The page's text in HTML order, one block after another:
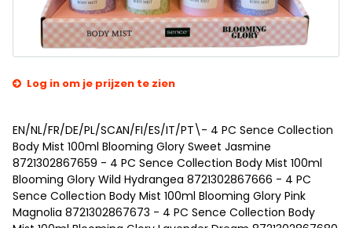
Log in om je prijzen te zien
EN/NL/FR/DE/PL/SCAN/FI/ES/IT/PT\- 4 PC Sence Collection
Body Mist 100ml Blooming Glory Sweet Jasmine
8721302867659 - 4 PC Sence Collection Body Mist 100ml
Blooming Glory Wild Hydrangea 8721302867666 - 4 PC
Sence Collection Body Mist 100ml Blooming Glory Pink
Magnolia 8721302867673 - 4 PC Sence Collection Body